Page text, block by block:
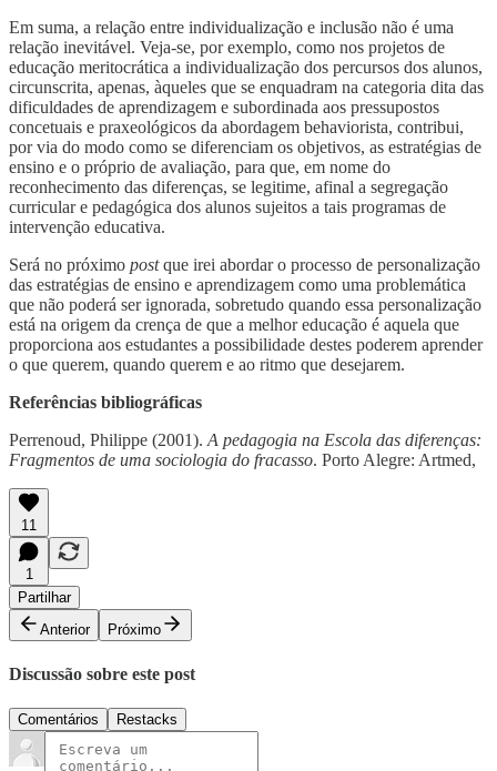
Em suma, a relação entre individualização e inclusão não é uma
relação inevitável. Veja-se, por exemplo, como nos projetos de
educação meritocrática a individualização dos percursos dos alunos,
circunscrita, apenas, àqueles que se enquadram na categoria dita das
dificuldades de aprendizagem e subordinada aos pressupostos
concetuais e praxeológicos da abordagem behaviorista, contribui,
por via do modo como se diferenciam os objetivos, as estratégias de
ensino e o próprio de avaliação, para que, em nome do
reconhecimento das diferenças, se legitime, afinal a segregação
curricular e pedagógica dos alunos sujeitos a tais programas de
intervenção educativa.
Será no próximo postque irei abordar o processo de personalização
das estratégias de ensino e aprendizagem como uma problemática
que não poderá ser ignorada, sobretudo quando essa personalização
está na origem da crença de que a melhor educação é aquela que
proporciona aos estudantes a possibilidade destes poderem aprender
o que querem, quando querem e ao ritmo que desejarem.
Referências bibliográficas
Perrenoud, Philippe (2001). A pedagogia na Escola das diferenças:
Fragmentos de uma sociologia do fracasso. Porto Alegre: Artmed,
11
1
Partilhar
Anterior
Próximo
Discussão sobre este post
Comentários Restacks